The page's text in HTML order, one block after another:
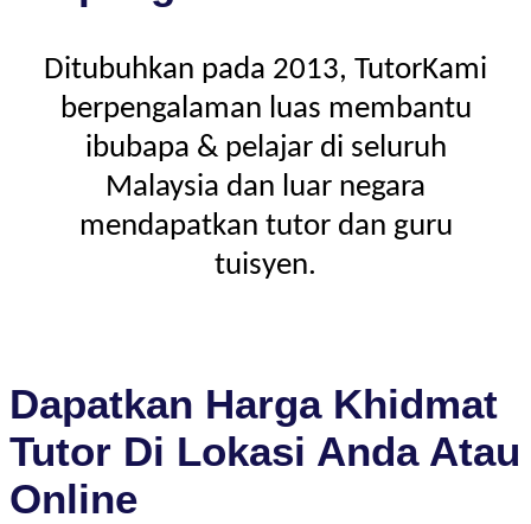
Ditubuhkan pada 2013, TutorKami
berpengalaman luas membantu
ibubapa & pelajar di seluruh
Malaysia dan luar negara
mendapatkan tutor dan guru
tuisyen.
Dapatkan Harga Khidmat
Tutor Di Lokasi Anda Atau
Online